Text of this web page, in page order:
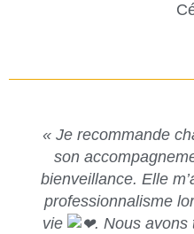
« Je recommande
son
bienveillance. Elle
professionnalisme
vie
. Nous avons